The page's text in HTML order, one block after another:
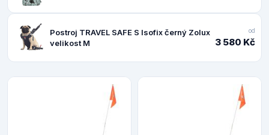
Postroj TRAVEL SAFE S Isofix černý Zolux
velikost M
od
3 580 Kč